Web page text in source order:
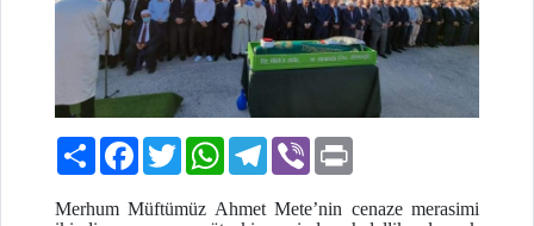
PaylaşFacebook
TwitterWhatsAppTelegram
Viber
Merhum Müftümüz Ahmet Mete’nin cenaze merasimi